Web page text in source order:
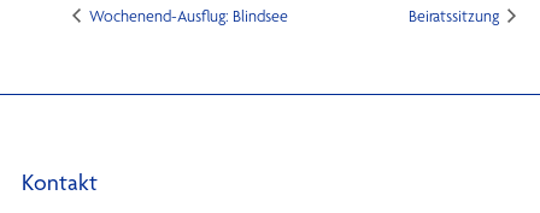
Wochenend-Ausflug: Blindsee Beiratssitzung
Kontakt